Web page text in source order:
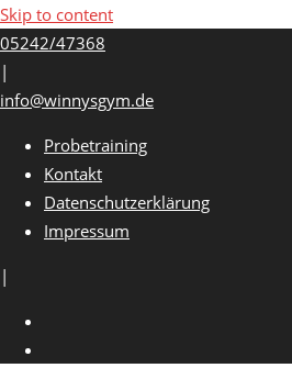
Skip to content
05242/47368
|
info@winnysgym.de
Probetraining
Kontakt
Datenschutzerklärung
Impressum
|